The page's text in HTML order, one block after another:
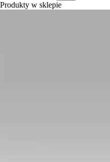
Produkty w sklepie